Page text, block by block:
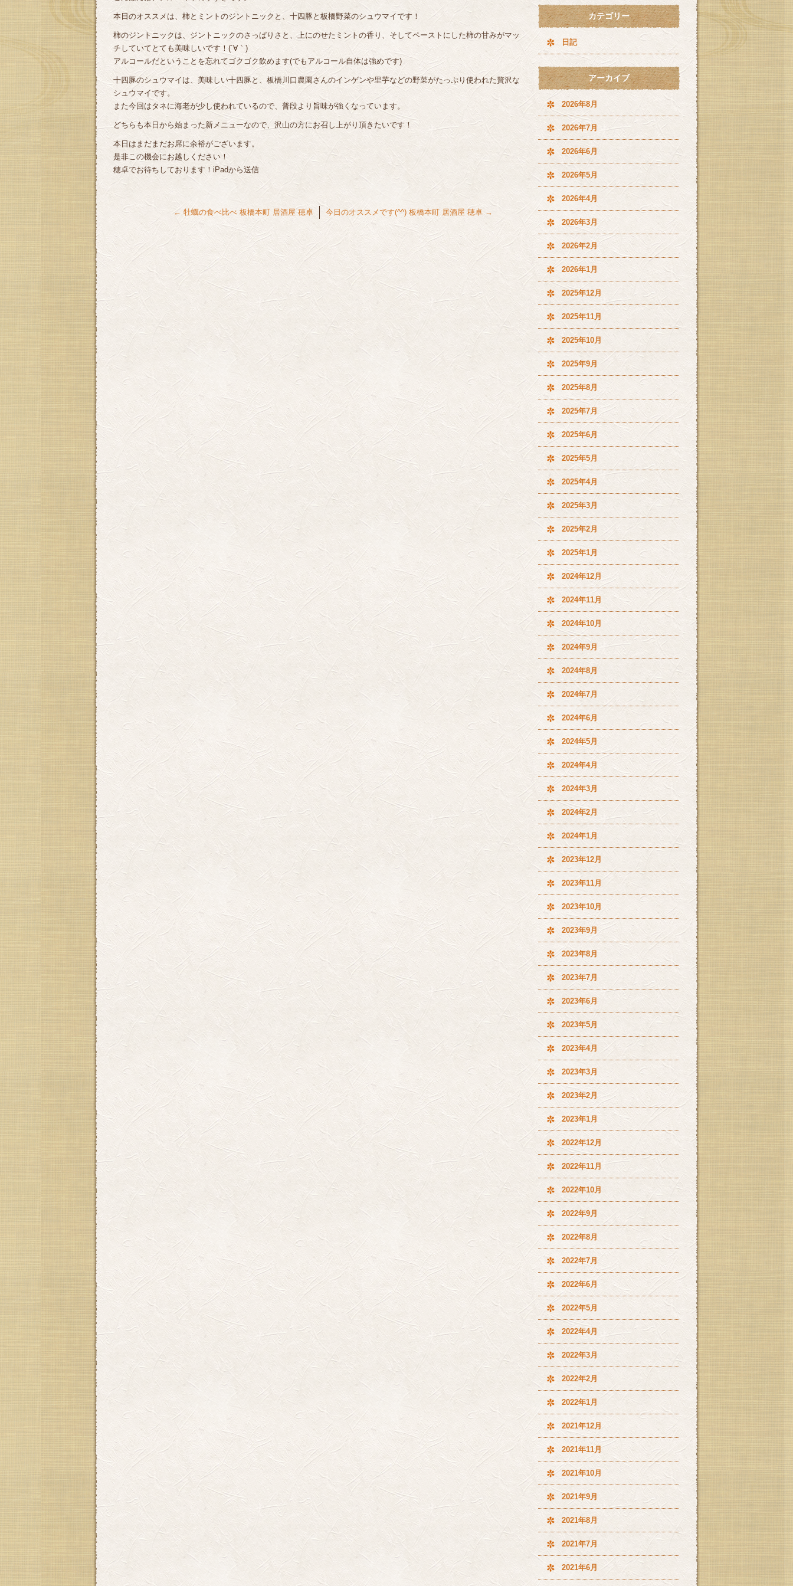
本日のオススメは、柿とミントのジントニックと、十四豚と板橋野菜のシュウマイです！
柿のジントニックは、ジントニックのさっぱりさと、上にのせたミントの香り、そしてペーストにした柿の甘みがマッ
チしていてとても美味しいです！(´∀｀)
アルコールだということを忘れてゴクゴク飲めます(でもアルコール自体は強めです)
十四豚のシュウマイは、美味しい十四豚と、板橋川口農園さんのインゲンや里芋などの野菜がたっぷり使われた贅沢な
シュウマイです。
また今回はタネに海老が少し使われているので、普段より旨味が強くなっています。
どちらも本日から始まった新メニューなので、沢山の方にお召し上がり頂きたいです！
本日はまだまだお席に余裕がございます。
是非この機会にお越しください！
穂卓でお待ちしております！iPadから送信
← 牡蠣の食べ比べ 板橋本町 居酒屋 穂卓 今日のオススメです(^^) 板橋本町 居酒屋 穂卓 →
カテゴリー
日記
アーカイブ
2026年8月
2026年7月
2026年6月
2026年5月
2026年4月
2026年3月
2026年2月
2026年1月
2025年12月
2025年11月
2025年10月
2025年9月
2025年8月
2025年7月
2025年6月
2025年5月
2025年4月
2025年3月
2025年2月
2025年1月
2024年12月
2024年11月
2024年10月
2024年9月
2024年8月
2024年7月
2024年6月
2024年5月
2024年4月
2024年3月
2024年2月
2024年1月
2023年12月
2023年11月
2023年10月
2023年9月
2023年8月
2023年7月
2023年6月
2023年5月
2023年4月
2023年3月
2023年2月
2023年1月
2022年12月
2022年11月
2022年10月
2022年9月
2022年8月
2022年7月
2022年6月
2022年5月
2022年4月
2022年3月
2022年2月
2022年1月
2021年12月
2021年11月
2021年10月
2021年9月
2021年8月
2021年7月
2021年6月